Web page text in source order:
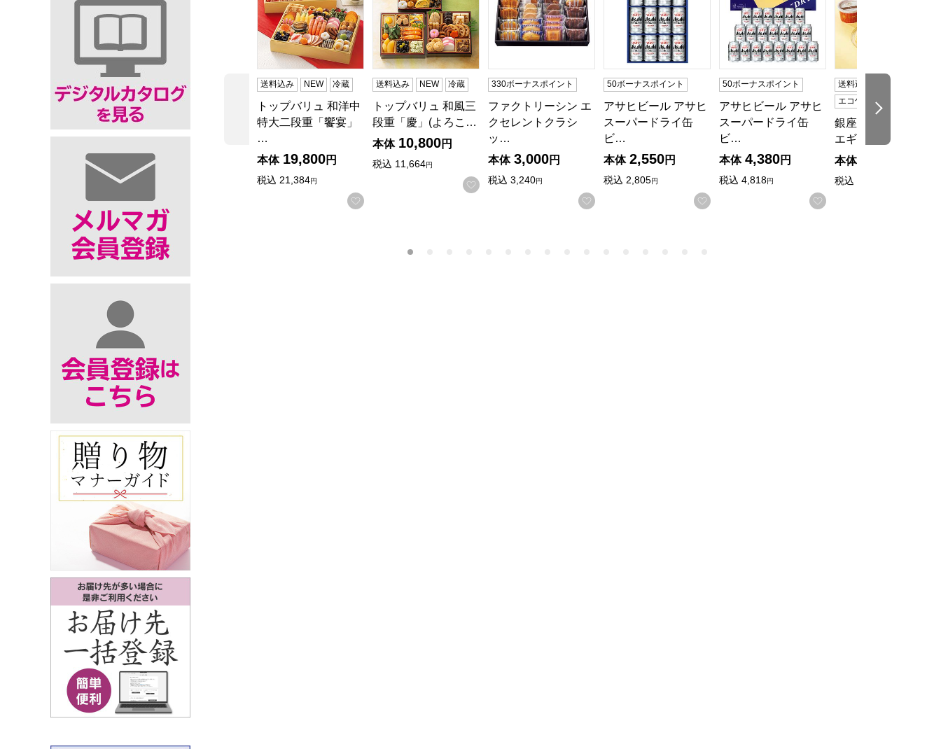
前の商品
送料込み NEW 冷蔵
トップバリュ 和洋中
特大二段重「饗宴」
…
本体 19,800円
税込 21,384円
お気に入りに登録する
送料込み NEW 冷蔵
トップバリュ 和風三
段重「慶」(よろこ…
本体 10,800円
税込 11,664円
お気に入りに登録する
330ボーナスポイント
ファクトリーシン エ
クセレントクラシ
ッ…
本体 3,000円
税込 3,240円
お気に入りに登録する
50ボーナスポイント
アサヒビール アサヒ
スーパードライ缶
ビ…
本体 2,550円
税込 2,805円
お気に入りに登録する
50ボーナスポイント
アサヒビール アサヒ
スーパードライ缶
ビ…
本体 4,380円
税込 4,818円
お気に入りに登録する
送料込み
エコ包装
銀座京橋 レ ロジェ
エギュスキロール…
本体
税込
次の商品